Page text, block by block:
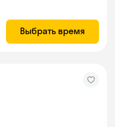
Выбрать время